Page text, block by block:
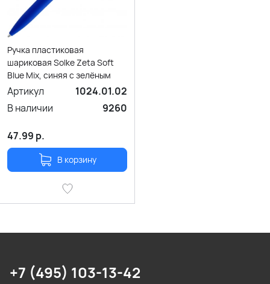
Ручка пластиковая
шариковая Solke Zeta Soft
Blue Mix, синяя с зелёным
Артикул
1024.01.02
В наличии
9260
47.99 р.
В корзину
+7 (495) 103-13-42